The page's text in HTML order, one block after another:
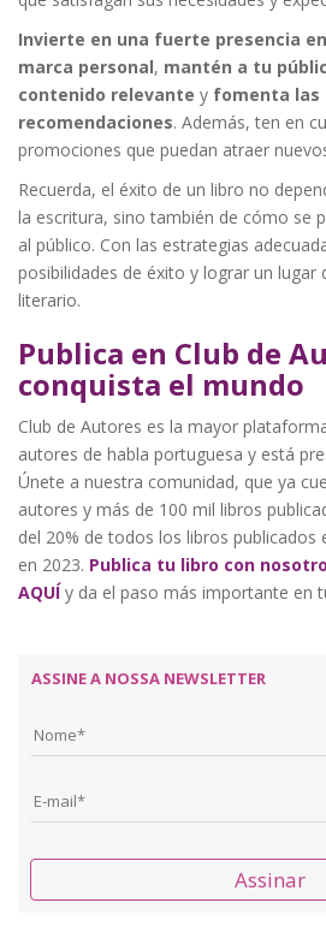
Invierte en una fuerte presencia
marca personal, mantén a tu
contenido relevante y fomenta las
recomendaciones. Además, ten en
promociones que puedan atraer
Recuerda, el éxito de un libro no
la escritura, sino también de cómo se
al público. Con las estrategias
posibilidades de éxito y lograr un lugar
literario.
Publica en Club de
conquista el mundo
Club de Autores es la mayor
autores de habla portuguesa y está
Únete a nuestra comunidad, que ya
autores y más de 100 mil libros
del 20% de todos los libros publicados
en 2023. Publica tu libro con
AQUÍy da el paso más importante en
ASSINE A NOSSA NEWSLETTER
Assinar